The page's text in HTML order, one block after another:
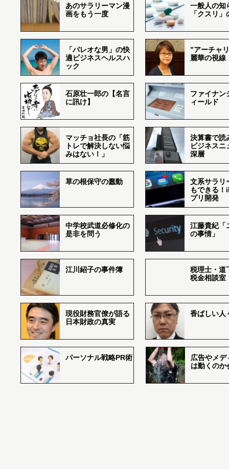
あのサラリーマン漫
画をもう一度
一般人の知
「クスリ
「パレオな男」の快
適ビジネスヘルスハ
ック
”アーチャ
麗華の視線
石原壮一郎の【名言
に訊け】
ファイナン
ィールド
マッチョ社長の「筋
トレで解決しない悩
みはない！」
決算書で読
ビジネスニ
深層
草の根保守の蠢動
文系サラリ
もできる
プリ開発
中学校武道必修化の
是非を問う
江藤貴紀「
の事情」
江川紹子の事件簿
税理士・道
税金相談室
現役財務官僚が語る
日本財政の真実
香ばしい
パーソナル戦略PR術
広告やメデ
は動くのか